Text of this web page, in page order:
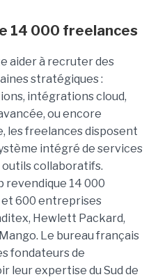
14 000 freelances
aider à recruter des
stratégiques :
intégrations cloud,
ou encore
les freelances disposent
intégré de services
outils collaboratifs.
revendique 14 000
600 entreprises
Hewlett Packard,
Le bureau français
fondateurs de
leur expertise du Sud de